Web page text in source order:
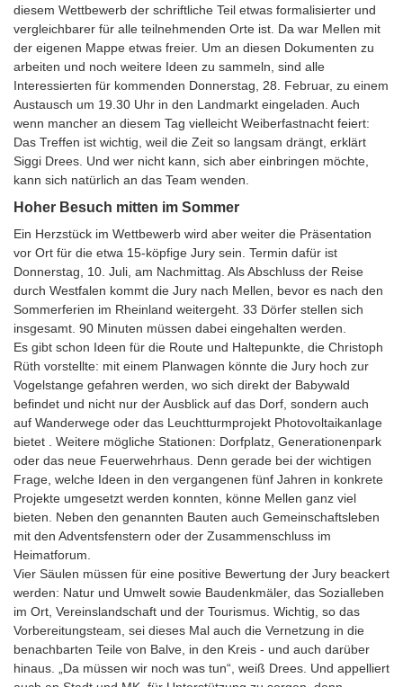
diesem Wettbewerb der schriftliche Teil etwas formalisierter und
vergleichbarer für alle teilnehmenden Orte ist. Da war Mellen mit
der eigenen Mappe etwas freier. Um an diesen Dokumenten zu
arbeiten und noch weitere Ideen zu sammeln, sind alle
Interessierten für kommenden Donnerstag, 28. Februar, zu einem
Austausch um 19.30 Uhr in den Landmarkt eingeladen. Auch
wenn mancher an diesem Tag vielleicht Weiberfastnacht feiert:
Das Treffen ist wichtig, weil die Zeit so langsam drängt, erklärt
Siggi Drees. Und wer nicht kann, sich aber einbringen möchte,
kann sich natürlich an das Team wenden.
Hoher Besuch mitten im Sommer
Ein Herzstück im Wettbewerb wird aber weiter die Präsentation
vor Ort für die etwa 15-köpfige Jury sein. Termin dafür ist
Donnerstag, 10. Juli, am Nachmittag. Als Abschluss der Reise
durch Westfalen kommt die Jury nach Mellen, bevor es nach den
Sommerferien im Rheinland weitergeht. 33 Dörfer stellen sich
insgesamt. 90 Minuten müssen dabei eingehalten werden.
Es gibt schon Ideen für die Route und Haltepunkte, die Christoph
Rüth vorstellte: mit einem Planwagen könnte die Jury hoch zur
Vogelstange gefahren werden, wo sich direkt der Babywald
befindet und nicht nur der Ausblick auf das Dorf, sondern auch
auf Wanderwege oder das Leuchtturmprojekt Photovoltaikanlage
bietet . Weitere mögliche Stationen: Dorfplatz, Generationenpark
oder das neue Feuerwehrhaus. Denn gerade bei der wichtigen
Frage, welche Ideen in den vergangenen fünf Jahren in konkrete
Projekte umgesetzt werden konnten, könne Mellen ganz viel
bieten. Neben den genannten Bauten auch Gemeinschaftsleben
mit den Adventsfenstern oder der Zusammenschluss im
Heimatforum.
Vier Säulen müssen für eine positive Bewertung der Jury beackert
werden: Natur und Umwelt sowie Baudenkmäler, das Sozialleben
im Ort, Vereinslandschaft und der Tourismus. Wichtig, so das
Vorbereitungsteam, sei dieses Mal auch die Vernetzung in die
benachbarten Teile von Balve, in den Kreis - und auch darüber
hinaus. „Da müssen wir noch was tun“, weiß Drees. Und appelliert